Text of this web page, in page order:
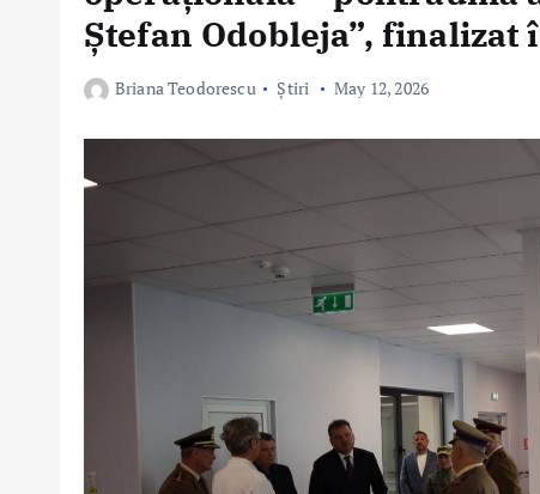
Ștefan Odobleja”, finalizat
Briana Teodorescu Știri May 12, 2026